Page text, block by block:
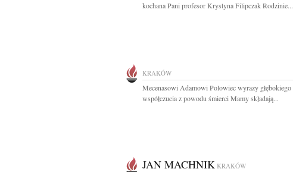
kochana Pani profesor Krystyna Filipczak Rodzinie...
KRAKÓW
Mecenasowi Adamowi Polowiec wyrazy głębokiego
współczucia z powodu śmierci Mamy składają...
JAN MACHNIK KRAKÓW